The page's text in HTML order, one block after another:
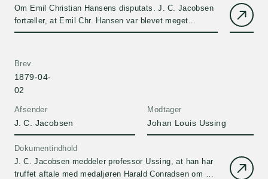
Om Emil Christian Hansens disputats. J. C. Jacobsen
fortæller, at Emil Chr. Hansen var blevet meget
fornøjet over at høre, at hans disputats var antaget og
Didriksen.
Afsender
J. C. Jacobsen
Brev
1879-04-
02
Modtager
Johan Louis Ussing
Dokumentindhold
J. C. Jacobsen meddeler professor Ussing, at han har
truffet aftale med medaljøren Harald Conradsen om at